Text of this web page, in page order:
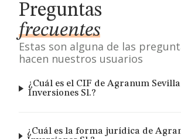
Preguntas
frecuentes
Estas son alguna de las
hacen nuestros usuarios
¿Cuál es el CIF de Agranum Sevilla
Inversiones Sl.?
¿Cuál es la forma jurídica de